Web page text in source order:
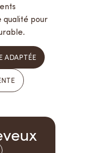
qualité pour
ADAPTÉE